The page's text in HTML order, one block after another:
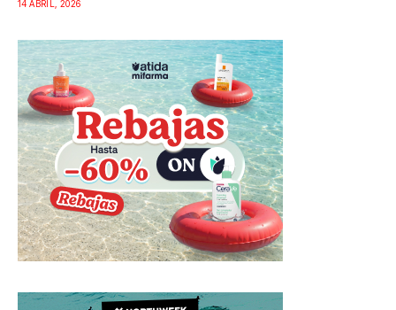
14 ABRIL, 2026